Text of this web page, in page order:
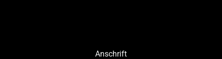
Anschrift